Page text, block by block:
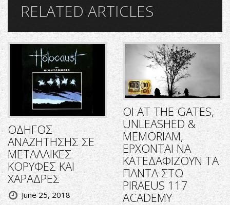
RELATED ARTICLES
ΟΔΗΓΟΣ
ΑΝΑΖΗΤΗΣΗΣ ΣΕ
ΜΕΤΑΛΛΙΚΕΣ
ΚΟΡΥΦΕΣ ΚΑΙ
ΧΑΡΑΔΡΕΣ
June 25, 2018
ΟΙ AT THE GATES,
UNLEASHED &
MEMORIAM,
ΕΡΧΟΝΤΑΙ ΝΑ
ΚΑΤΕΔΑΦΙΖΟΥΝ ΤΑ
ΠΑΝΤΑ ΣΤΟ
PIRAEUS 117
ACADEMY